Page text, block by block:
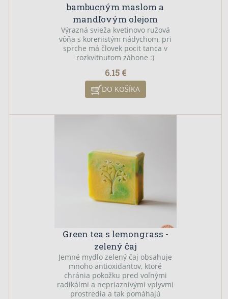
bambucným maslom a
mandľovým olejom
Výrazná svieža kvetinovo ružová
vôňa s korenistým nádychom, pri
sprche má človek pocit tanca v
rozkvitnutom záhone :)
6.15 €
DO KOŠÍKA
Green tea s lemongrass -
zelený čaj
Jemné mydlo zelený čaj obsahuje
mnoho antioxidantov, ktoré
chránia pokožku pred voľnými
radikálmi a nepriaznivými vplyvmi
prostredia a tak pomáhajú